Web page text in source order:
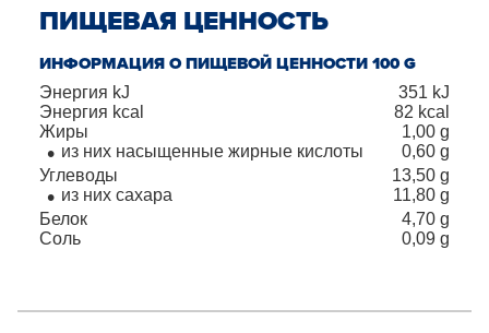
ПИЩЕВАЯ ЦЕННОСТЬ
ИНФОРМАЦИЯ О ПИЩЕВОЙ ЦЕННОСТИ 100 G
Энергия kJ 351 kJ
Энергия kcal
82 kcal
Жиры
1,00 g
из них насыщенные жирные кислоты
0,60 g
Углеводы
13,50 g
из них сахара
11,80 g
Белок
4,70 g
Соль
0,09 g